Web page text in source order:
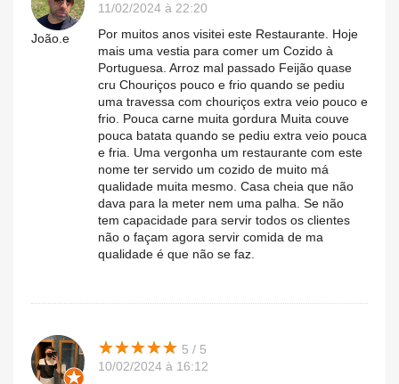
João.e
11/02/2024 à 22:20
Por muitos anos visitei este Restaurante. Hoje
mais uma vestia para comer um Cozido à
Portuguesa. Arroz mal passado Feijão quase
cru Chouriços pouco e frio quando se pediu
uma travessa com chouriços extra veio pouco e
frio. Pouca carne muita gordura Muita couve
pouca batata quando se pediu extra veio pouca
e fria. Uma vergonha um restaurante com este
nome ter servido um cozido de muito má
qualidade muita mesmo. Casa cheia que não
dava para la meter nem uma palha. Se não
tem capacidade para servir todos os clientes
não o façam agora servir comida de ma
qualidade é que não se faz.
★★★★★
★★★★★ 5 / 5
10/02/2024 à 16:12